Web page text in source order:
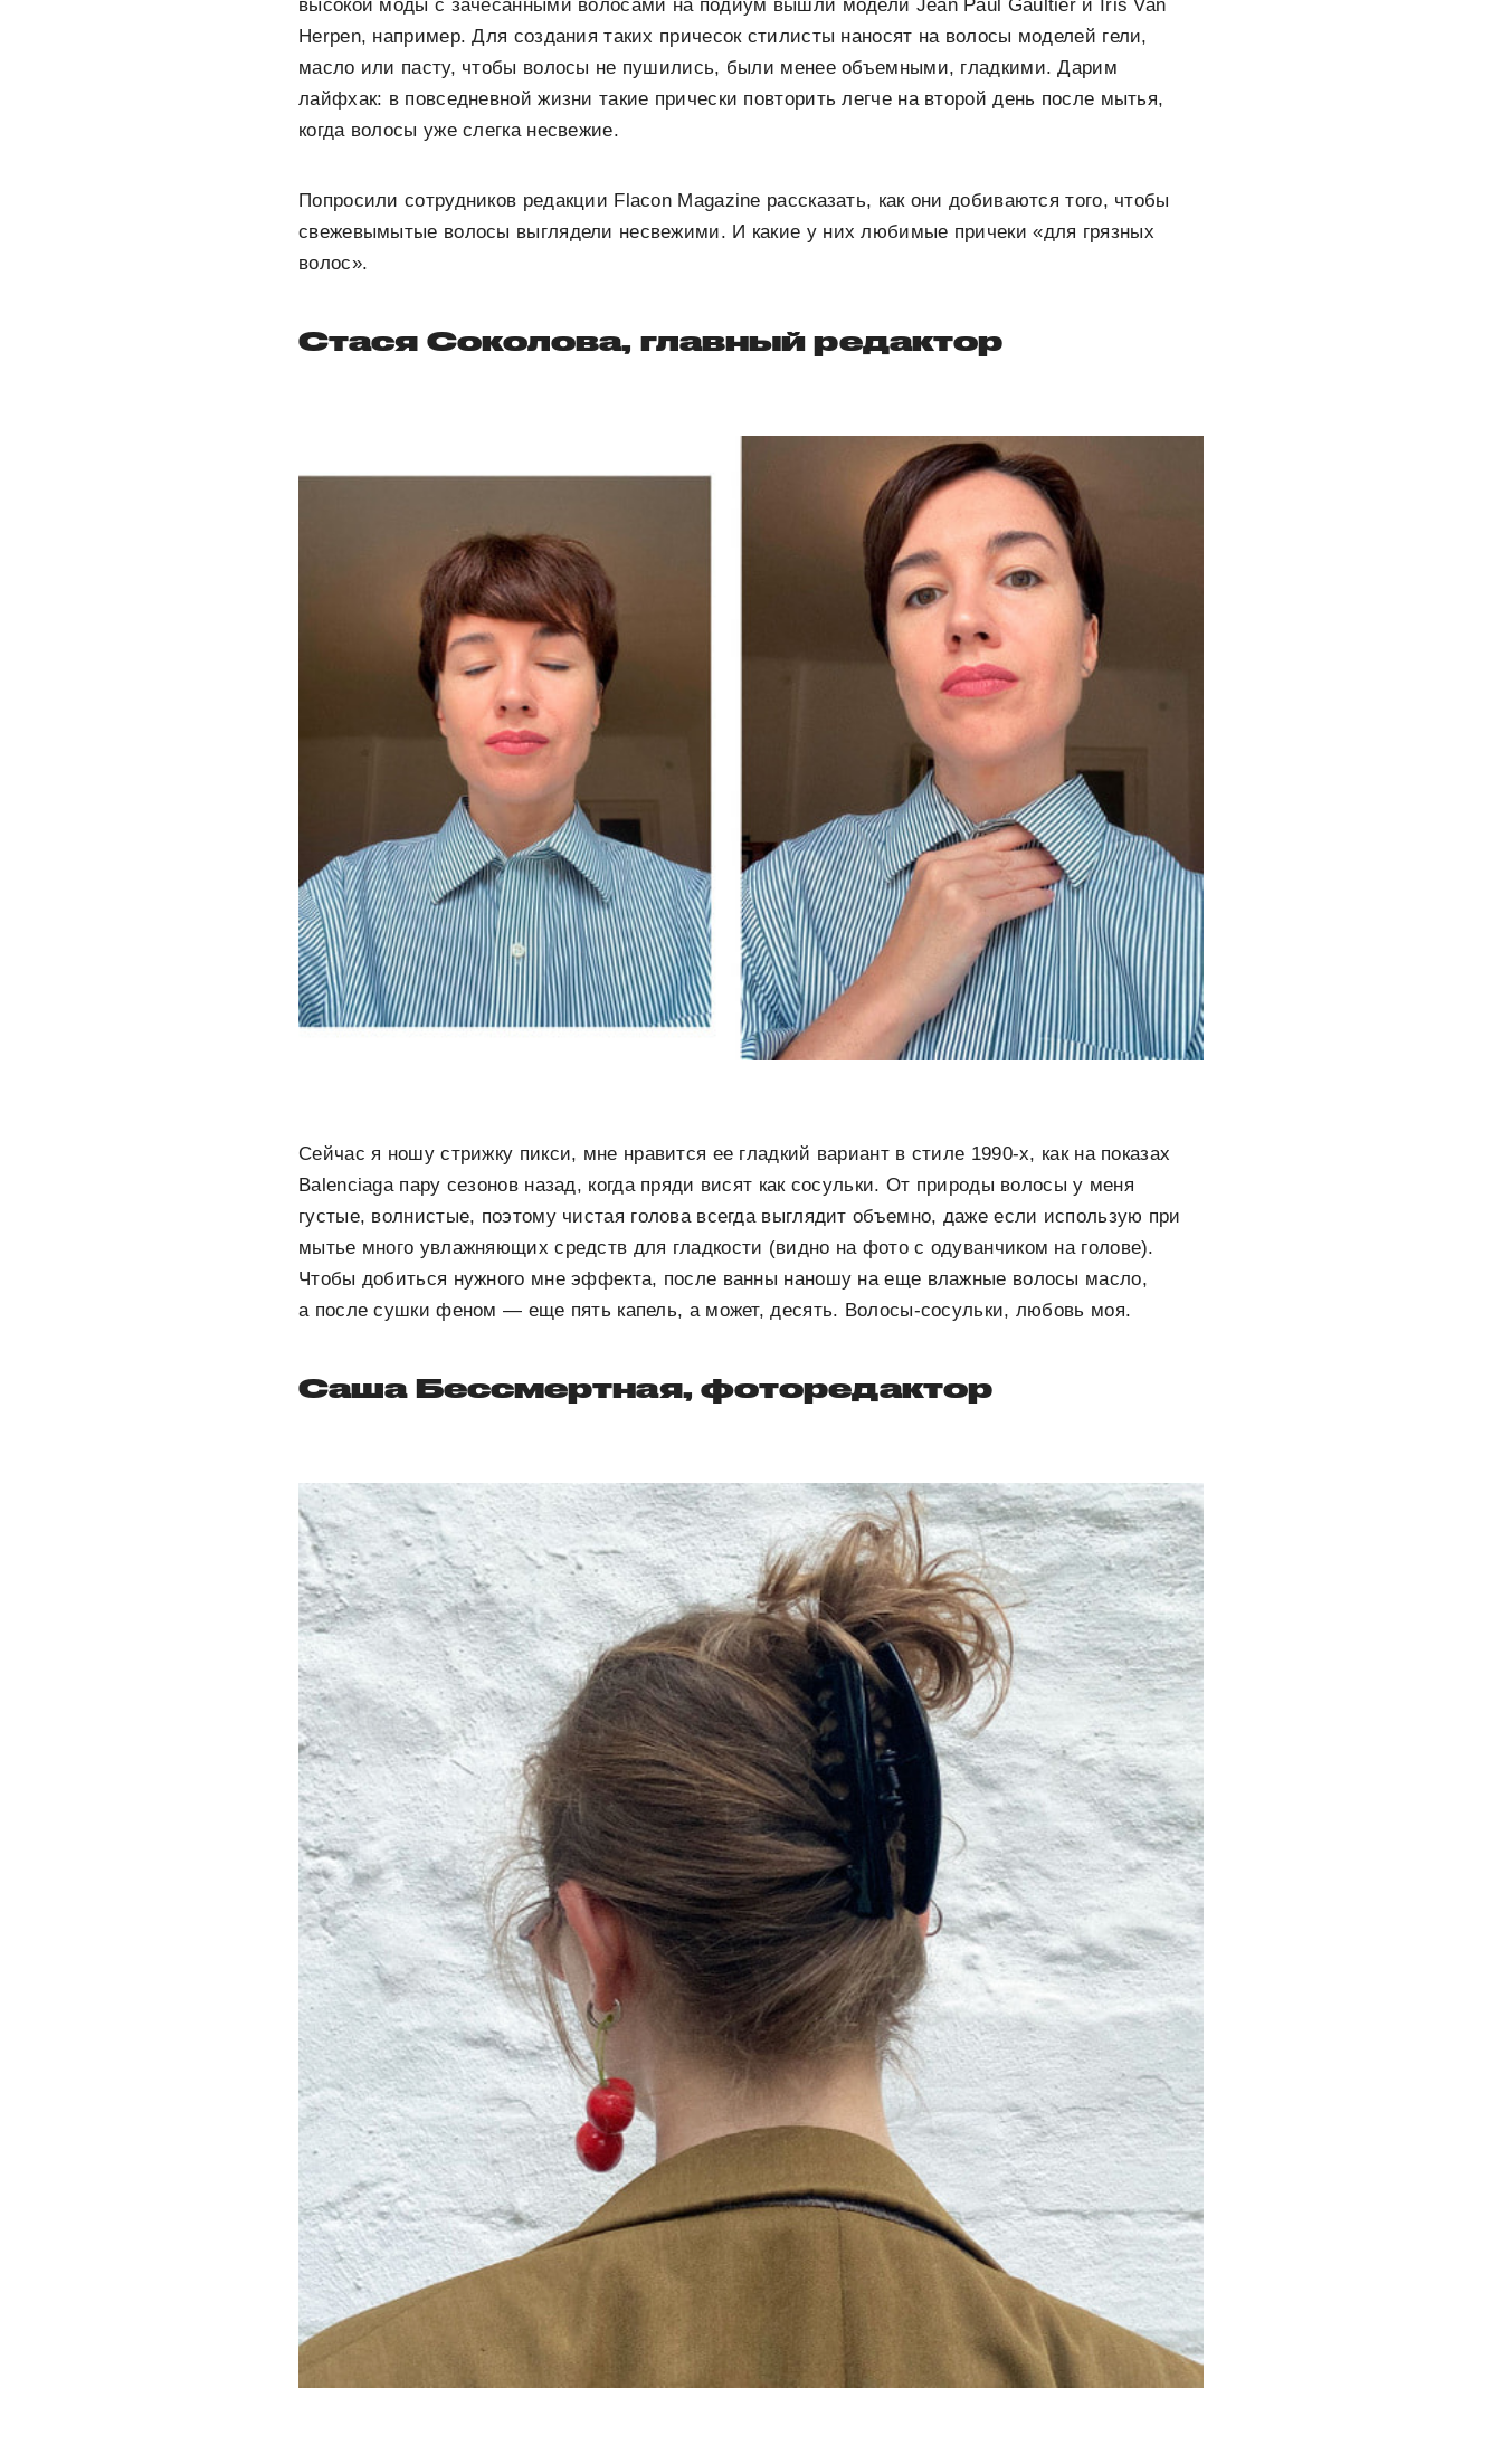
высокой моды с зачесанными волосами на подиум вышли модели Jean Paul Gaultier и Iris Van
Herpen, например. Для создания таких причесок стилисты наносят на волосы моделей гели,
масло или пасту, чтобы волосы не пушились, были менее объемными, гладкими. Дарим
лайфхак: в повседневной жизни такие прически повторить легче на второй день после мытья,
когда волосы уже слегка несвежие.
Попросили сотрудников редакции Flacon Magazine рассказать, как они добиваются того, чтобы
свежевымытые волосы выглядели несвежими. И какие у них любимые причеки «для грязных
волос».
Стася Соколова, главный редактор
Сейчас я ношу стрижку пикси, мне нравится ее гладкий вариант в стиле 1990-х, как на показах
Balenciaga пару сезонов назад, когда пряди висят как сосульки. От природы волосы у меня
густые, волнистые, поэтому чистая голова всегда выглядит объемно, даже если использую при
мытье много увлажняющих средств для гладкости (видно на фото с одуванчиком на голове).
Чтобы добиться нужного мне эффекта, после ванны наношу на еще влажные волосы масло,
а после сушки феном — еще пять капель, а может, десять. Волосы-сосульки, любовь моя.
Саша Бессмертная, фоторедактор